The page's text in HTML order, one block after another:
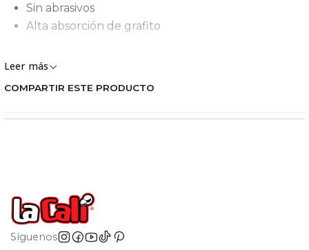
Sin abrasivos
Alta absorción de grafito
Leer más
COMPARTIR ESTE PRODUCTO
Síguenos